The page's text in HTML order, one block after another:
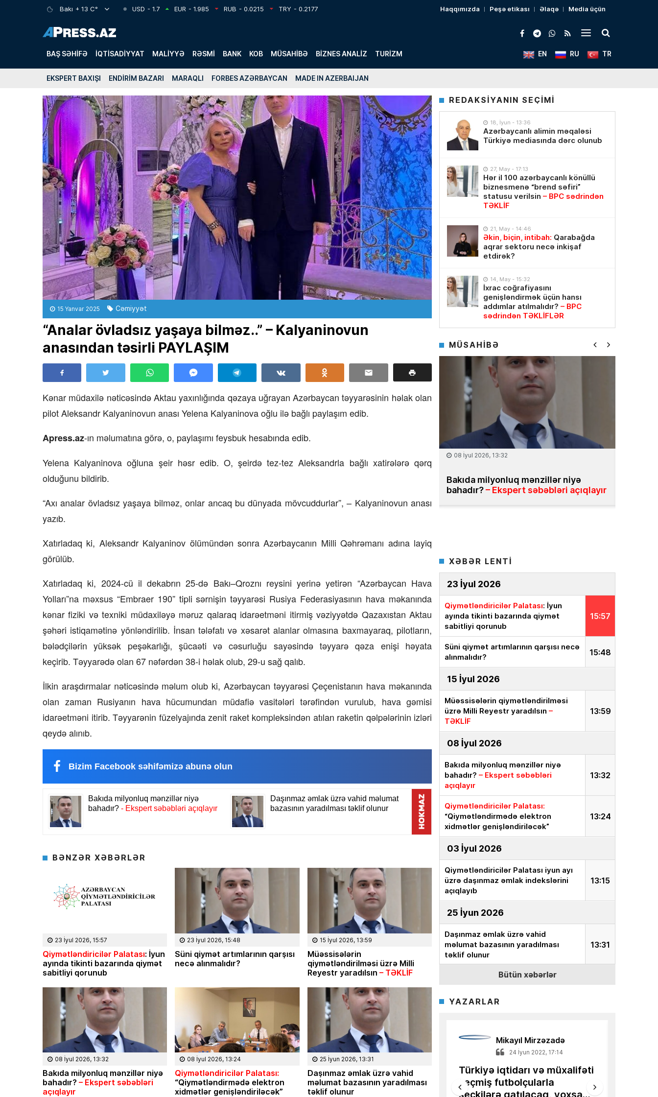
Bakı + 13 C° USD - 1.7 EUR - 1.985 RUB - 0.0215 TRY - 0.2177 Haqqımızda Peşə etikası Əlaqə Media üçün
BAŞ SƏHIFƏ İQTISADIYYAT MALIYYƏ RƏSMI BANK KOB MÜSAHIBƏ BIZNES ANALIZ TURIZM TR
RU
EN
EKSPERT BAXIŞI ENDIRIM BAZARI MARAQLI FORBES AZƏRBAYCAN MADE IN AZERBAIJAN
15 Yanvar 2025 Cəmiyyət
“Analar övladsız yaşaya bilməz..” – Kalyaninovun
anasından təsirli PAYLAŞIM
Kənar müdaxilə nəticəsində Aktau yaxınlığında qəzaya uğrayan Azərbaycan təyyarəsinin həlak olan
pilot Aleksandr Kalyaninovun anası Yelena Kalyaninova oğlu ilə bağlı paylaşım edib.
Apress.az-ın məlumatına görə, o, paylaşımı feysbuk hesabında edib.
Yelena Kalyaninova oğluna şeir həsr edib. O, şeirdə tez-tez Aleksandrla bağlı xatirələrə qərq
olduğunu bildirib.
“Axı analar övladsız yaşaya bilməz, onlar ancaq bu dünyada mövcuddurlar”, – Kalyaninovun anası
yazıb.
Xatırladaq ki, Aleksandr Kalyaninov ölümündən sonra Azərbaycanın Milli Qəhrəmanı adına layiq
görülüb.
Xatırladaq ki, 2024-cü il dekabrın 25-də Bakı–Qroznı reysini yerinə yetirən “Azərbaycan Hava
Yolları”na məxsus “Embraer 190” tipli sərnişin təyyarəsi Rusiya Federasiyasının hava məkanında
kənar fiziki və texniki müdaxiləyə məruz qalaraq idarəetməni itirmiş vəziyyətdə Qazaxıstan Aktau
şəhəri istiqamətinə yönləndirilib. İnsan tələfatı və xəsarət alanlar olmasına baxmayaraq, pilotların,
bələdçilərin yüksək peşəkarlığı, şücaəti və cəsurluğu sayəsində təyyarə qəza enişi həyata
keçirib. Təyyarədə olan 67 nəfərdən 38-i həlak olub, 29-u sağ qalıb.
İlkin araşdırmalar nəticəsində məlum olub ki, Azərbaycan təyyarəsi Çeçenistanın hava məkanında
olan zaman Rusiyanın hava hücumundan müdafiə vasitələri tərəfindən vurulub, hava gəmisi
idarəetməni itirib. Təyyarənin füzelyajında zenit raket kompleksindən atılan raketin qəlpələrinin izləri
qeydə alınıb.
Bizim Facebook səhifəmizə abunə olun
BƏNZƏR XƏBƏRLƏR
23 İyul 2026, 15:57
Qiymətləndiricilər Palatası: İyun
ayında tikinti bazarında qiymət
sabitliyi qorunub
23 İyul 2026, 15:48
Süni qiymət artımlarının qarşısı
necə alınmalıdır?
15 İyul 2026, 13:59
Müəssisələrin
qiymətləndirilməsi üzrə Milli
Reyestr yaradılsın – TƏKLİF
08 İyul 2026, 13:32
Bakıda milyonluq mənzillər niyə
bahadır? – Ekspert səbəbləri
açıqlayır
08 İyul 2026, 13:24
Qiymətləndiricilər Palatası:
“Qiymətləndirmədə elektron
xidmətlər genişləndiriləcək”
25 İyun 2026, 13:31
Daşınmaz əmlak üzrə vahid
məlumat bazasının yaradılması
təklif olunur
REDAKSİYANIN SEÇİMİ
18, İyun - 13:36
Azərbaycanlı alimin məqaləsi
Türkiyə mediasında dərc olunub
27, May - 17:13
Hər il 100 azərbaycanlı könüllü
biznesmenə “brend səfiri”
statusu verilsin – BPC sədrindən
TƏKLİF
21, May - 14:46
Əkin, biçin, intibah: Qarabağda
aqrar sektoru necə inkişaf
etdirək?
14, May - 15:32
İxrac coğrafiyasını
genişləndirmək üçün hansı
addımlar atılmalıdır? – BPC
sədrindən TƏKLİFLƏR
MÜSAHİBƏ
qarşısı necə
Müəssisələrin qiymətləndirilməsi
25 İyun 2026, 13:31
Daşınmaz əmlak üzrə vahid məlumat
bazasının yaradılması təklif olunur
XƏBƏR LENTİ
23 İyul 2026
15:57
Qiymətləndiricilər Palatası: İyun
ayında tikinti bazarında qiymət
sabitliyi qorunub
15:48
Süni qiymət artımlarının qarşısı necə
alınmalıdır?
15 İyul 2026
13:59
Müəssisələrin qiymətləndirilməsi
üzrə Milli Reyestr yaradılsın –
TƏKLİF
08 İyul 2026
13:32
Bakıda milyonluq mənzillər niyə
bahadır? – Ekspert səbəbləri
açıqlayır
13:24
Qiymətləndiricilər Palatası:
“Qiymətləndirmədə elektron
xidmətlər genişləndiriləcək”
03 İyul 2026
13:15
Qiymətləndiricilər Palatası iyun ayı
üzrə daşınmaz əmlak indekslərini
açıqlayıb
25 İyun 2026
13:31
Daşınmaz əmlak üzrə vahid
məlumat bazasının yaradılması
təklif olunur
18 İyun 2026
Ekspert: “İnvestor milyonları aktivə
Azərbaycanlı alimin məqaləsi
Türkiyə mediasında dərc olunub
16 İyun 2026
AQP:Azərbaycan avtomobil
Bütün xəbərlər
YAZARLAR
08 Fevral 2024, 15:32
Sabir poeziyası –
05 Fevral 2024, 16:59
Niyə İlham Əliyev və ya 20
ilin tamamında 20 səbəb… –
Azər Niftiyev yazır
Mikayıl Mirzəzadə
24 İyun 2022, 17:14
Türkiyə iqtidarı və müxalifəti
keçmiş futbolçularla
seçkilərə qatılacaq, yoxsa…
Mikayıl Mirzəzadə
14 Mart 2022, 21:11
Qərbə uzanan kiçik əllər –
İqtisadiyyatın Estoniya
nümunəsi